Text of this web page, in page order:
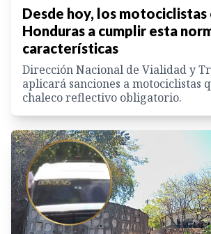
Desde hoy, los motociclistas
Honduras a cumplir esta
características
Dirección Nacional de Vialidad y
aplicará sanciones a motociclistas
chaleco reflectivo obligatorio.